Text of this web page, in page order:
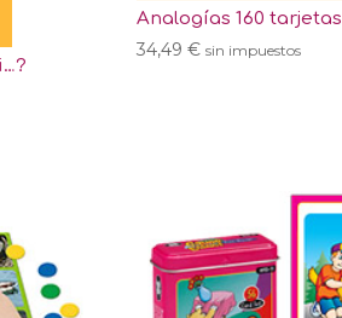
Analogías 160 tarjetas
34,49€ sin impuestos